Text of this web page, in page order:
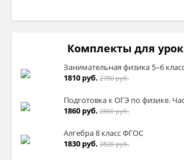
Комплекты для
Занимательная физика 5–6
1810 руб. 2780 руб.
Подготовка к ОГЭ по физике.
1860 руб. 2860 руб.
Алгебра 8 класс ФГОС
1830 руб. 2820 руб.